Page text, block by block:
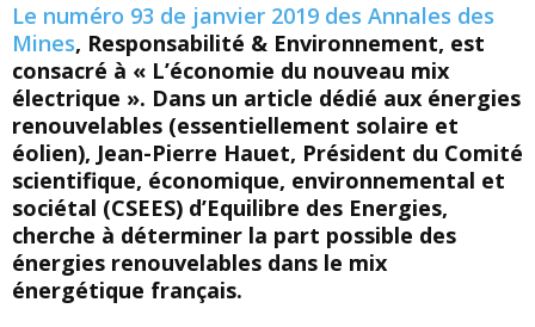
Le numéro 93 de janvier 2019 des Annales des
Mines, Responsabilité & Environnement, est
consacré à « L’économie du nouveau mix
électrique ». Dans un article dédié aux énergies
renouvelables (essentiellement solaire et
éolien), Jean-Pierre Hauet, Président du Comité
scientifique, économique, environnemental et
sociétal (CSEES) d’Equilibre des Energies,
cherche à déterminer la part possible des
énergies renouvelables dans le mix
énergétique français.